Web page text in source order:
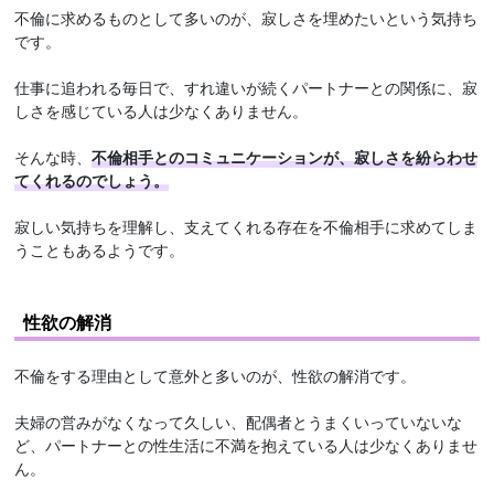
不倫に求めるものとして多いのが、寂しさを埋めたいという気持ち
です。
仕事に追われる毎日で、すれ違いが続くパートナーとの関係に、寂
しさを感じている人は少なくありません。
そんな時、不倫相手とのコミュニケーションが、寂しさを紛らわせ
てくれるのでしょう。
寂しい気持ちを理解し、支えてくれる存在を不倫相手に求めてしま
うこともあるようです。
性欲の解消
不倫をする理由として意外と多いのが、性欲の解消です。
夫婦の営みがなくなって久しい、配偶者とうまくいっていないな
ど、パートナーとの性生活に不満を抱えている人は少なくありませ
ん。